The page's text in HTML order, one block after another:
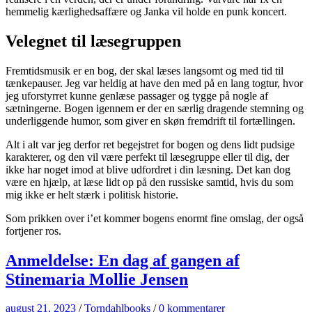
hemmelig kærlighedsaffære og Janka vil holde en punk koncert.
Velegnet til læsegruppen
Fremtidsmusik er en bog, der skal læses langsomt og med tid til
tænkepauser. Jeg var heldig at have den med på en lang togtur, hvor
jeg uforstyrret kunne genlæse passager og tygge på nogle af
sætningerne. Bogen igennem er der en særlig dragende stemning og
underliggende humor, som giver en skøn fremdrift til fortællingen.
Alt i alt var jeg derfor ret begejstret for bogen og dens lidt pudsige
karakterer, og den vil være perfekt til læsegruppe eller til dig, der
ikke har noget imod at blive udfordret i din læsning. Det kan dog
være en hjælp, at læse lidt op på den russiske samtid, hvis du som
mig ikke er helt stærk i politisk historie.
Som prikken over i’et kommer bogens enormt fine omslag, der også
fortjener ros.
Anmeldelse: En dag af gangen af
Stinemaria Mollie Jensen
august 21, 2023 /Torndahlbooks /0 kommentarer